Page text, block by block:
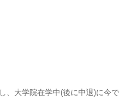
、大学院在学中(後に中退)に今で